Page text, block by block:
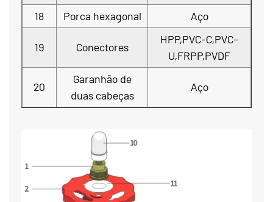
18 Porca hexagonal Aço
19 Conectores
HPP,PVC-C,PVC-
U,FRPP,PVDF
20
Garanhão de
duas cabeças
Aço